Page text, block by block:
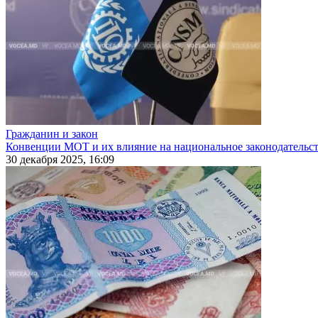
Гражданин и закон
Конвенции МОТ и их влияние на национальное
30 декабря 2025, 16:09